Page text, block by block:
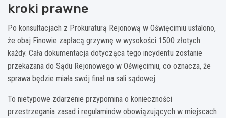
kroki prawne
Po konsultacjach z Prokuraturą Rejonową w Oświęcimiu ustalono,
że obaj Finowie zapłacą grzywnę w wysokości 1500 złotych
każdy. Cała dokumentacja dotycząca tego incydentu zostanie
przekazana do Sądu Rejonowego w Oświęcimiu, co oznacza, że
sprawa będzie miała swój finał na sali sądowej.
To nietypowe zdarzenie przypomina o konieczności
przestrzegania zasad i regulaminów obowiązujących w miejscach